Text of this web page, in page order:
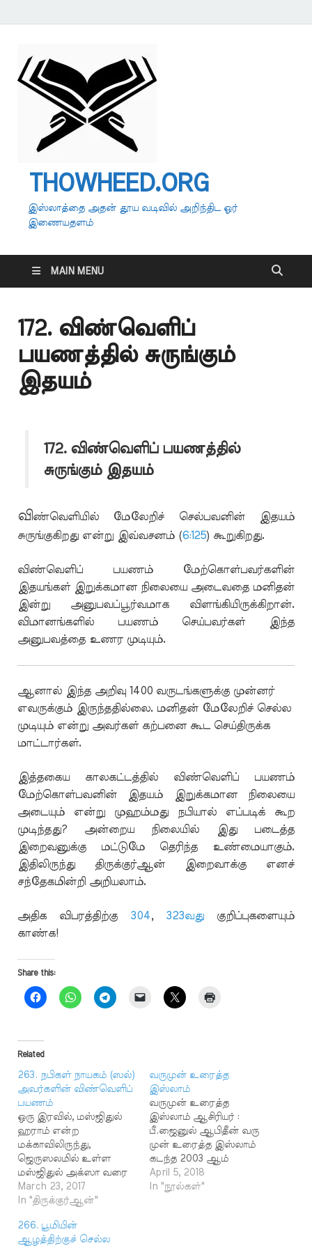
THOWHEED.ORG
இஸ்லாத்தை அதன் தூய வடிவில் அறிந்திட ஓர்
இணையதளம்
MAIN MENU
172. விண்வெளிப்
பயணத்தில் சுருங்கும்
இதயம்
172. விண்வெளிப் பயணத்தில்
சுருங்கும் இதயம்
வி ண்வெளியில் மேலேறிச் செல்பவனின் இதயம்
சுருங்குகிறது என்று இவ்வசனம் (6:125) கூறுகிறது.
விண்வெளிப் பயணம் மேற்கொள்பவர்களின்
இதயங்கள் இறுக்கமான நிலையை அடைவதை மனிதன்
இன்று அனுபவப்பூர்வமாக விளங்கியிருக்கிறான்.
விமானங்களில் பயணம் செய்பவர்கள் இந்த
அனுபவத்தை உணர முடியும்.
ஆனால் இந்த அறிவு 1400 வருடங்களுக்கு முன்னர்
எவருக்கும் இருந்ததில்லை. மனிதன் மேலேறிச் செல்ல
முடியும் என்று அவர்கள் கற்பனை கூட செய்திருக்க
மாட்டார்கள்.
இத்தகைய காலகட்டத்தில் விண்வெளிப் பயணம்
மேற்கொள்பவனின் இதயம் இறுக்கமான நிலையை
அடையும் என்று முஹம்மது நபியால் எப்படிக் கூற
முடிந்தது? அன்றைய நிலையில் இது படைத்த
இறைவனுக்கு மட்டுமே தெரிந்த உண்மையாகும்.
இதிலிருந்து திருக்குர்ஆன் இறைவாக்கு எனச்
சந்தேகமின்றி அறியலாம்.
அதிக விபரத்திற்கு 304, 323வது குறிப்புகளையும்
காண்க!
Share this:
Related
263. நபிகள் நாயகம் (ஸல்)
அவர்களின் விண்வெளிப்
பயணம்
ஒரு இரவில், மஸ்ஜிதுல்
ஹராம் என்ற
மக்காவிலிருந்து,
ஜெருஸலமில் உள்ள
மஸ்ஜிதுல் அக்ஸா வரை
நபிகள் நாயகம் (ஸல்)
அவர்களை அழைத்துச்
இவ்வசனத்தில் (17:1)
அல்லாஹ் கூறுகிறான்.
March 23, 2017
In "திருக்குர்ஆன்"
வருமுன் உரைத்த
இஸ்லாம்
வருமுன் உரைத்த
இஸ்லாம் ஆசிரியர் :
பீ.ஜைனுல் ஆபிதீன் வரு
முன் உரைத்த இஸ்லாம்
கடந்த 2003 ஆம்
ஆண்டு பி.ஜைனுல்
ஆபிதீன் அவர்கள்
April 5, 2018
In "நூல்கள்"
266. பூமியின்
ஆழத்திற்குச் செல்ல